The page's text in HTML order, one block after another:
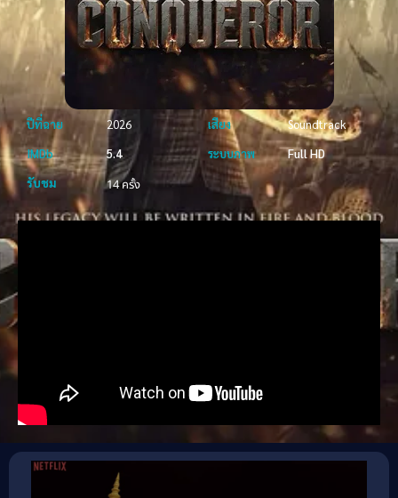
ปีที่ฉาย 2026 เสียง
Soundtrack
IMDb
5.4 ระบบภาพ
Full HD
รับชม
14 ครั้ง